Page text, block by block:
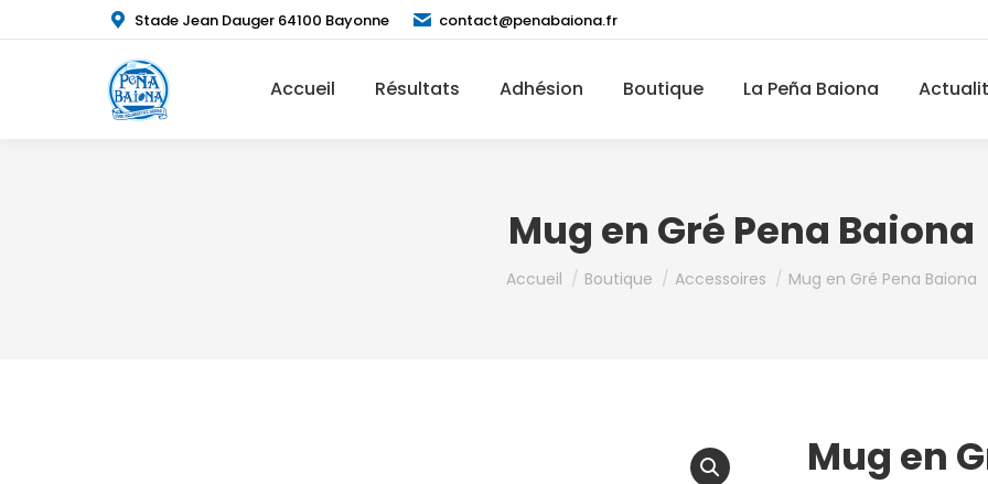
Stade Jean Dauger 64100 Bayonne contact@penabaiona.fr
Accueil Résultats Adhésion Boutique La Peña Baiona
Mug en Gré Pena Baiona
Vous êtes ici :
Accueil Boutique Accessoires Mug en Gré Pena Baiona
Mug en